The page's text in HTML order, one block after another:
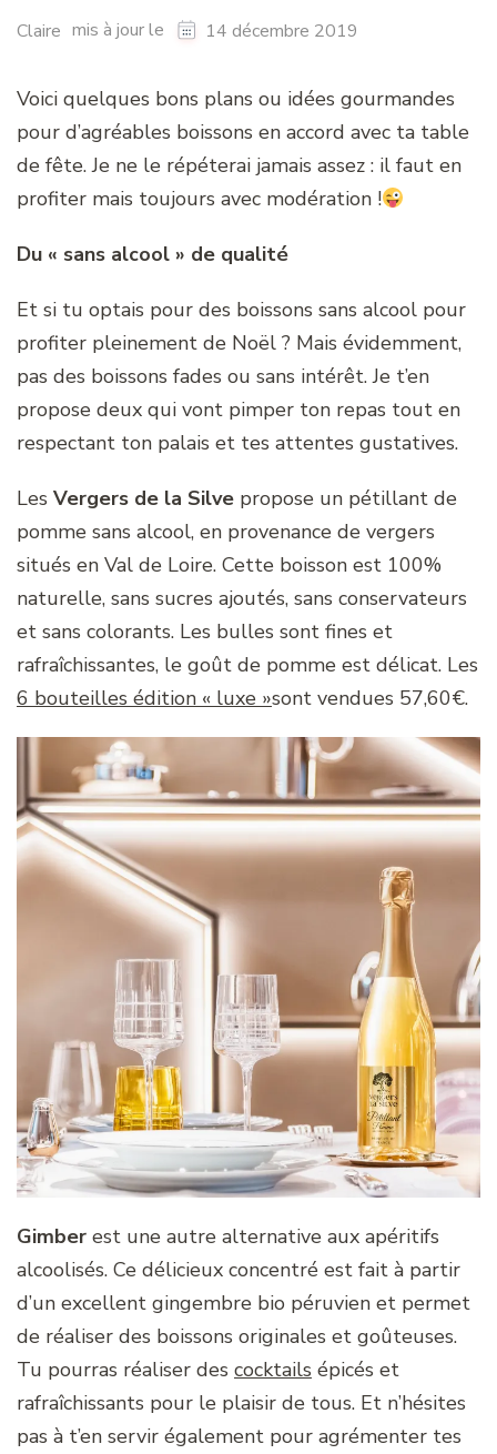
Claire mis à jour le 14 décembre 2019
Voici quelques bons plans ou idées gourmandes
pour d’agréables boissons en accord avec ta table
de fête. Je ne le répéterai jamais assez : il faut en
profiter mais toujours avec modération !
Du « sans alcool » de qualité
Et si tu optais pour des boissons sans alcool pour
profiter pleinement de Noël ? Mais évidemment,
pas des boissons fades ou sans intérêt. Je t’en
propose deux qui vont pimper ton repas tout en
respectant ton palais et tes attentes gustatives.
Les Vergers de la Silve propose un pétillant de
pomme sans alcool, en provenance de vergers
situés en Val de Loire. Cette boisson est 100%
naturelle, sans sucres ajoutés, sans conservateurs
et sans colorants. Les bulles sont fines et
rafraîchissantes, le goût de pomme est délicat. Les
6 bouteilles édition « luxe »sont vendues 57,60€.
Gimber est une autre alternative aux apéritifs
alcoolisés. Ce délicieux concentré est fait à partir
d’un excellent gingembre bio péruvien et permet
de réaliser des boissons originales et goûteuses.
Tu pourras réaliser des cocktails épicés et
rafraîchissants pour le plaisir de tous. Et n’hésites
pas à t’en servir également pour agrémenter tes